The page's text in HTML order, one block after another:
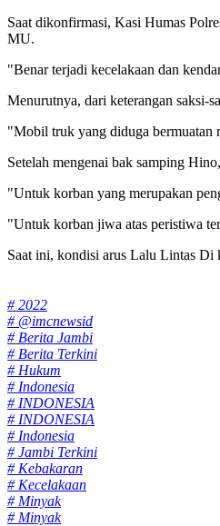
Saat dikonfirmasi, Kasi Humas
MU.
"Benar terjadi kecelakaan dan
Menurutnya, dari keterangan saksi-
"Mobil truk yang diduga bermuatan
Setelah mengenai bak samping
"Untuk korban yang merupakan
"Untuk korban jiwa atas peristiwa
Saat ini, kondisi arus Lalu Lintas Di
# 2022
# @imcnewsid
# Berita Jambi
# Berita Terkini
# Hukum
# Indonesia
# INDONESIA
# INDONESIA
# Indonesia
# Jambi Terkini
# Kebakaran
# Kecelakaan
# Minyak
# Minyak